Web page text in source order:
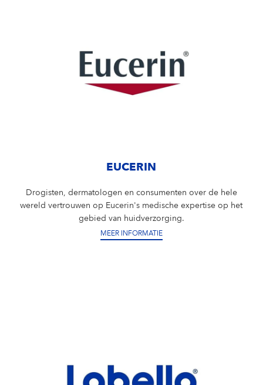
EUCERIN
Drogisten, dermatologen en consumenten over de hele
wereld vertrouwen op Eucerin's medische expertise op het
gebied van huidverzorging.
MEER INFORMATIE